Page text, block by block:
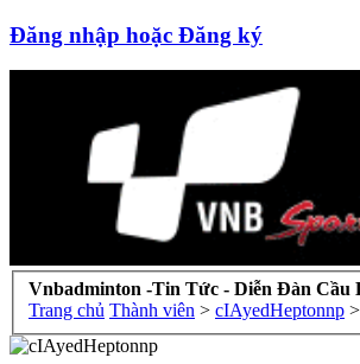
Đăng nhập hoặc Đăng ký
Vnbadminton -Tin Tức - Diễn Đàn Cầu
Trang chủ Thành viên > cIAyedHeptonnp >